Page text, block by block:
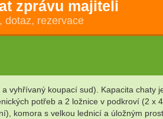
zprávu majiteli
dotaz, rezervace
vyhřívaný koupací sud). Kapacita chaty
potřeb a 2 ložnice v podkroví (2 x
komora s velkou lednicí a úložným